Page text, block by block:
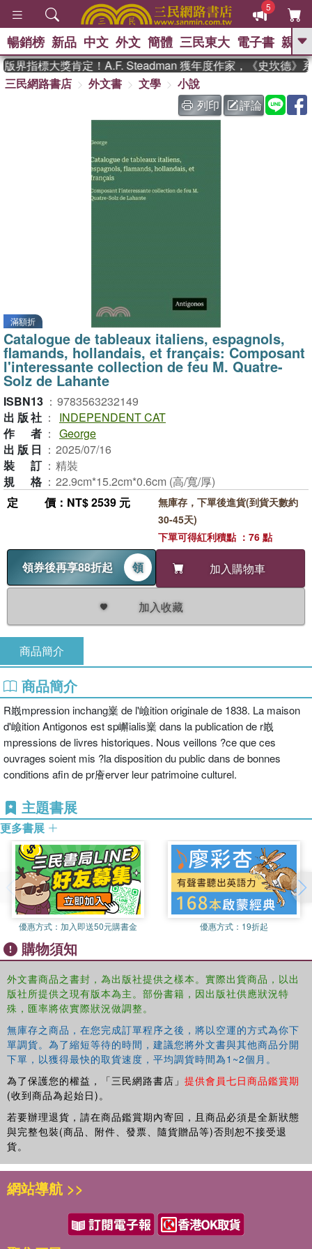
5
GO
熱搜： 東野圭吾
、 如果歷史是一群喵 、 暑期
國際布克獎 臺灣漫遊錄 、 方
暢銷榜 新品 中文 外文 簡體 三民東大 電子書 親子
界指標大獎肯定！A.F. Steadman 獲年度作家，《史坎德》系
三民網路書店
外文書 文學
小說
列印
評論
滿額折
Catalogue de tableaux italiens, espagnols,
flamands, hollandais, et français: Composant
l'interessante collection de feu M. Quatre-
Solz de Lahante
ISBN13 ： 9783563232149
出版社 ：
INDEPENDENT CAT
作者 ： George
出版日 ： 2025/07/16
裝訂 ： 精裝
規格 ： 22.9cm*15.2cm*0.6cm (高/寬/厚)
定價 ：NT$ 2539 元
領券後再享88折起 領 加入購物車
加入收藏
無庫存，下單後進貨(到貨天數約
30-45天)
下單可得紅利積點 ：76 點
商品簡介
商品簡介
R嶯mpression inchang嶪 de l'嶮ition originale de 1838. La maison
d'嶮ition Antigonos est sp嶰ialis嶪 dans la publication de r嶯
mpressions de livres historiques. Nous veillons ?ce que ces
ouvrages soient mis ?la disposition du public dans de bonnes
conditions afin de pr廥erver leur patrimoine culturel.
主題書展
更多書展
優惠方式： 加入即送50元購書金 優惠方式： 19折起
購物須知
外文書商品之書封，為出版社提供之樣本。實際出貨商品，以出
版社所提供之現有版本為主。部份書籍，因出版社供應狀況特
殊，匯率將依實際狀況做調整。
無庫存之商品，在您完成訂單程序之後，將以空運的方式為你下
單調貨。為了縮短等待的時間，建議您將外文書與其他商品分開
下單，以獲得最快的取貨速度，平均調貨時間為1~2個月。
為了保護您的權益，「三民網路書店」 提供會員七日商品鑑賞期
(收到商品為起始日)。
若要辦理退貨，請在商品鑑賞期內寄回，且商品必須是全新狀態
與完整包裝(商品、附件、發票、隨貨贈品等)否則恕不接受退
貨。
網站導航 >>